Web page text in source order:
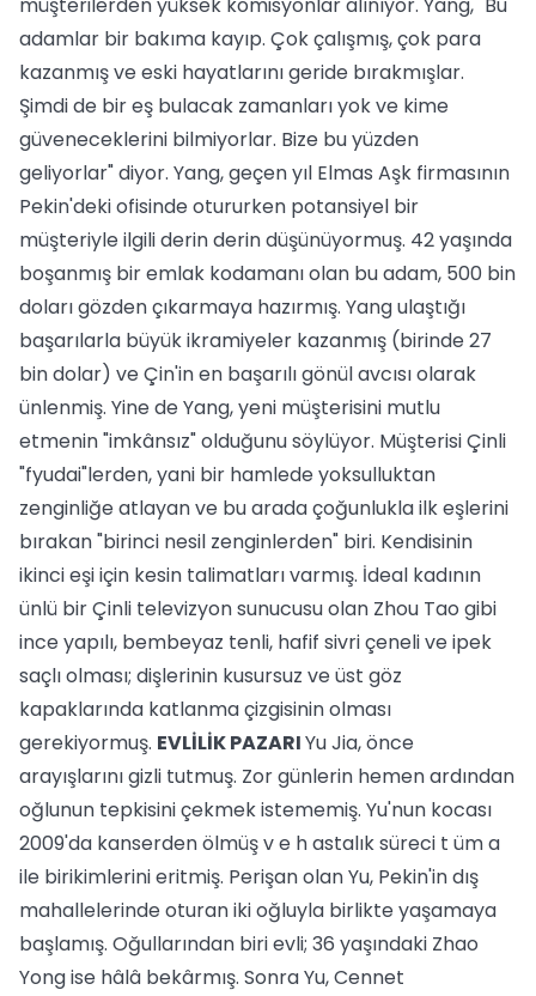
adamlar bir bakıma kayıp. Çok çalışmış, çok para
kazanmış ve eski hayatlarını geride bırakmışlar.
Şimdi de bir eş bulacak zamanları yok ve kime
güveneceklerini bilmiyorlar. Bize bu yüzden
geliyorlar" diyor. Yang, geçen yıl Elmas Aşk firmasının
Pekin'deki ofisinde otururken potansiyel bir
müşteriyle ilgili derin derin düşünüyormuş. 42 yaşında
boşanmış bir emlak kodamanı olan bu adam, 500 bin
doları gözden çıkarmaya hazırmış. Yang ulaştığı
başarılarla büyük ikramiyeler kazanmış (birinde 27
bin dolar) ve Çin'in en başarılı gönül avcısı olarak
ünlenmiş. Yine de Yang, yeni müşterisini mutlu
etmenin "imkânsız" olduğunu söylüyor. Müşterisi Çinli
"fyudai"lerden, yani bir hamlede yoksulluktan
zenginliğe atlayan ve bu arada çoğunlukla ilk eşlerini
bırakan "birinci nesil zenginlerden" biri. Kendisinin
ikinci eşi için kesin talimatları varmış. İdeal kadının
ünlü bir Çinli televizyon sunucusu olan Zhou Tao gibi
ince yapılı, bembeyaz tenli, hafif sivri çeneli ve ipek
saçlı olması; dişlerinin kusursuz ve üst göz
kapaklarında katlanma çizgisinin olması
gerekiyormuş. EVLİLİK PAZARIYu Jia, önce
arayışlarını gizli tutmuş. Zor günlerin hemen ardından
oğlunun tepkisini çekmek istememiş. Yu'nun kocası
2009'da kanserden ölmüş v e h astalık süreci t üm a
ile birikimlerini eritmiş. Perişan olan Yu, Pekin'in dış
mahallelerinde oturan iki oğluyla birlikte yaşamaya
başlamış. Oğullarından biri evli; 36 yaşındaki Zhao
Yong ise hâlâ bekârmış. Sonra Yu, Cennet